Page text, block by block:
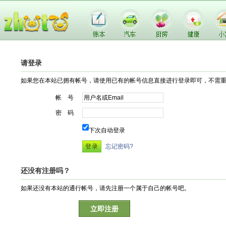
请登录
如果您在本站已拥有帐号，请使用已有的帐号信息直接进行登录即可，不需
帐 号
密 码
下次自动登录
忘记密码?
还没有注册吗？
如果还没有本站的通行帐号，请先注册一个属于自己的帐号吧。
立即注册